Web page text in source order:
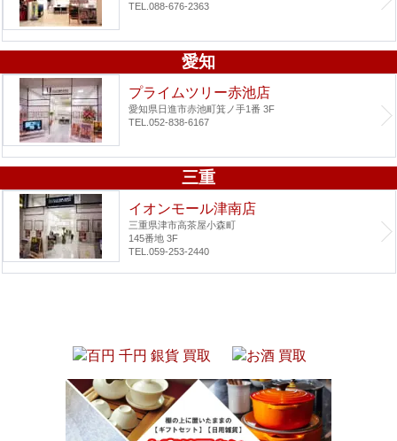
TEL.088-676-2363
愛知
プライムツリー赤池店
愛知県日進市赤池町箕ノ手1番 3F
TEL.052-838-6167
三重
イオンモール津南店
三重県津市高茶屋小森町
145番地 3F
TEL.059-253-2440